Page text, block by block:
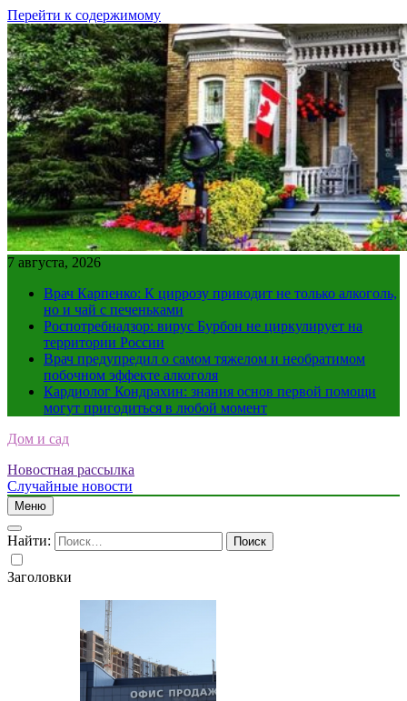
Перейти к содержимому
7 августа, 2026
Врач Карпенко: К циррозу приводит не только алкоголь,
но и чай с печеньками
Роспотребнадзор: вирус Бурбон не циркулирует на
территории России
Врач предупредил о самом тяжелом и необратимом
побочном эффекте алкоголя
Кардиолог Кондрахин: знания основ первой помощи
могут пригодиться в любой момент
Дом и сад
Новостная рассылка
Случайные новости
Меню
Найти:
Заголовки